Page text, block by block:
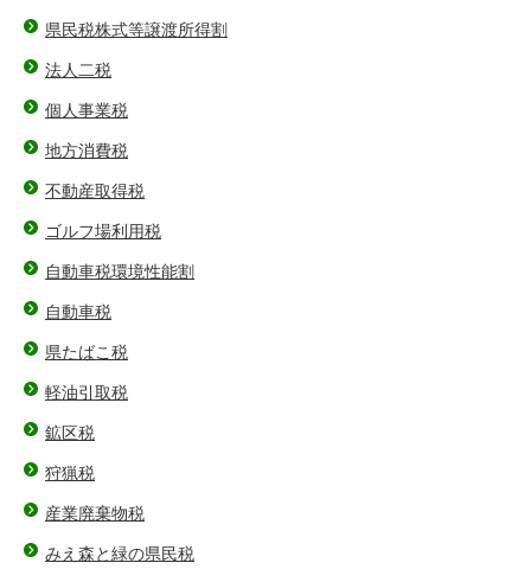
県民税株式等譲渡所得割
法人二税
個人事業税
地方消費税
不動産取得税
ゴルフ場利用税
自動車税環境性能割
自動車税
県たばこ税
軽油引取税
鉱区税
狩猟税
産業廃棄物税
みえ森と緑の県民税